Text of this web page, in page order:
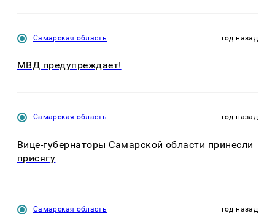
Самарская область год назад
МВД предупреждает!
Самарская область год назад
Вице-губернаторы Самарской области принесли
присягу
Самарская область год назад